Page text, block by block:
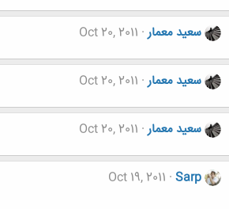
سعید معمار Oct 20, 2011
سعید معمار Oct 20, 2011
سعید معمار Oct 20, 2011
Sarp
Oct 19, 2011